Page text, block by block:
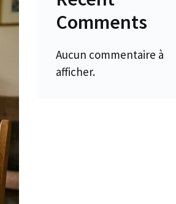
Comments
Aucun commentaire à
afficher.